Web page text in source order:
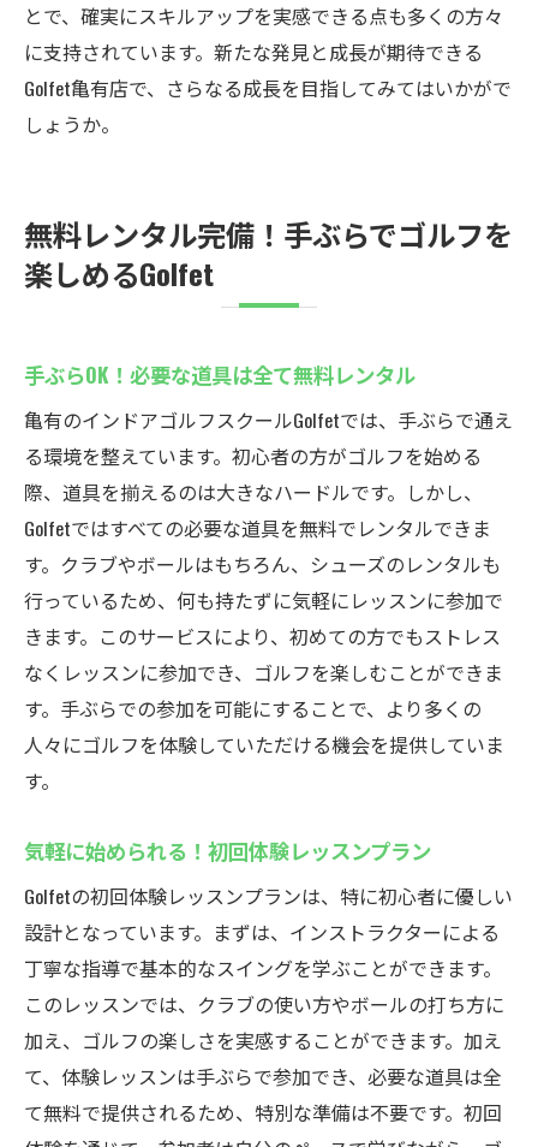
とで、確実にスキルアップを実感できる点も多くの方々
に支持されています。新たな発見と成長が期待できる
Golfet亀有店で、さらなる成長を目指してみてはいかがで
しょうか。
無料レンタル完備！手ぶらでゴルフを
楽しめるGolfet
手ぶらOK！必要な道具は全て無料レンタル
亀有のインドアゴルフスクールGolfetでは、手ぶらで通え
る環境を整えています。初心者の方がゴルフを始める
際、道具を揃えるのは大きなハードルです。しかし、
Golfetではすべての必要な道具を無料でレンタルできま
す。クラブやボールはもちろん、シューズのレンタルも
行っているため、何も持たずに気軽にレッスンに参加で
きます。このサービスにより、初めての方でもストレス
なくレッスンに参加でき、ゴルフを楽しむことができま
す。手ぶらでの参加を可能にすることで、より多くの
人々にゴルフを体験していただける機会を提供していま
す。
気軽に始められる！初回体験レッスンプラン
Golfetの初回体験レッスンプランは、特に初心者に優しい
設計となっています。まずは、インストラクターによる
丁寧な指導で基本的なスイングを学ぶことができます。
このレッスンでは、クラブの使い方やボールの打ち方に
加え、ゴルフの楽しさを実感することができます。加え
て、体験レッスンは手ぶらで参加でき、必要な道具は全
て無料で提供されるため、特別な準備は不要です。初回